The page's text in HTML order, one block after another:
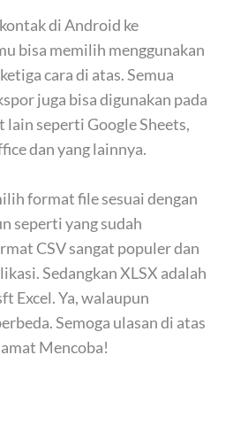
di Android ke
bisa memilih menggunakan
cara di atas. Semua
juga bisa digunakan pada
lain seperti Google Sheets,
dan yang lainnya.
format file sesuai dengan
seperti yang sudah
CSV sangat populer dan
Sedangkan XLSX adalah
Excel. Ya, walaupun
Semoga ulasan di atas
Mencoba!